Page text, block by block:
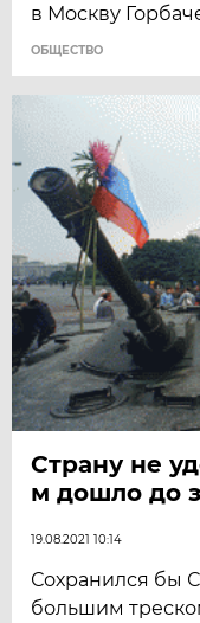
в Москву
ОБЩЕСТВО
Страну не
м дошло до
19.08.2021 10:14
Сохранился бы
большим